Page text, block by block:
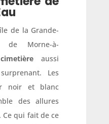
de la Grande-
Morne-à-
cimetière
aussi
Les
noir et blanc
des allures
Ce qui fait de ce